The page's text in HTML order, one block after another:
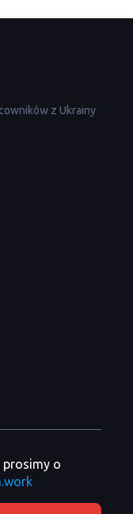
z Ukrainy
prosimy o